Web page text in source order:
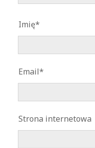
Imię*
Email*
Strona internetowa